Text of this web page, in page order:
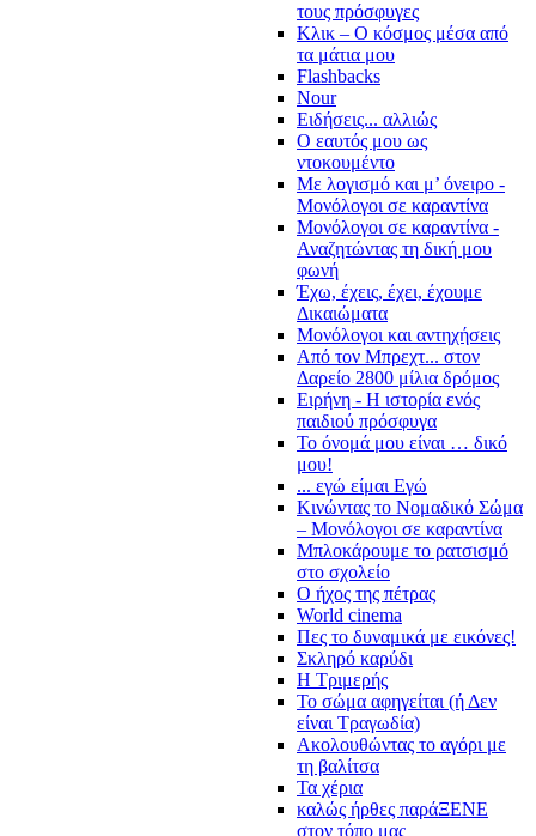
τους πρόσφυγες
Κλικ – Ο κόσμος μέσα από
τα μάτια μου
Flashbacks
Nour
Ειδήσεις... αλλιώς
Ο εαυτός μου ως
ντοκουμέντο
Με λογισμό και μ’ όνειρο -
Μονόλογοι σε καραντίνα
Μονόλογοι σε καραντίνα -
Αναζητώντας τη δική μου
φωνή
Έχω, έχεις, έχει, έχουμε
Δικαιώματα
Μονόλογοι και αντηχήσεις
Από τον Μπρεχτ... στον
Δαρείο 2800 μίλια δρόμος
Ειρήνη - Η ιστορία ενός
παιδιού πρόσφυγα
Το όνομά μου είναι … δικό
μου!
... εγώ είμαι Εγώ
Κινώντας το Νομαδικό Σώμα
– Μονόλογοι σε καραντίνα
Μπλοκάρουμε το ρατσισμό
στο σχολείο
Ο ήχος της πέτρας
World cinema
Πες το δυναμικά με εικόνες!
Σκληρό καρύδι
Η Τριμερής
Το σώμα αφηγείται (ή Δεν
είναι Τραγωδία)
Ακολουθώντας το αγόρι με
τη βαλίτσα
Τα χέρια
καλώς ήρθες παράΞΕΝΕ
στον τόπο μας